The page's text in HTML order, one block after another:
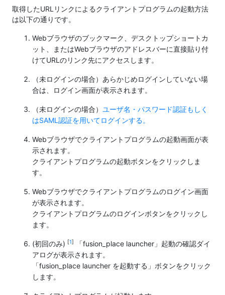
取得したURLリンクによるクライアントプログラムの起動方法
は以下の通りです。
Webブラウザのブックマーク、デスクトップショートカ
ット、またはWebブラウザのアドレスバーに直接貼り付
けてURLのリンク先にアクセスします。
（未ログインの場合）あらかじめログインしていない場
合は、ログイン画面が表示されます。
（未ログインの場合） ユーザ名・パスワード認証もしく
はSAML認証を用いてログインする。
Webブラウザでクライアントプログラムの起動画面が表
示されます。
クライアントプログラムの起動ボタンをクリックしま
す。
Webブラウザでクライアントプログラムのログイン画面
が表示されます。
クライアントプログラムのログインボタンをクリックし
ます。
(初回のみ) [1]
「fusion_place launcher」起動の確認ダイ
アログが表示されます。
「fusion_place launcher を起動する」ボタンをクリック
します。